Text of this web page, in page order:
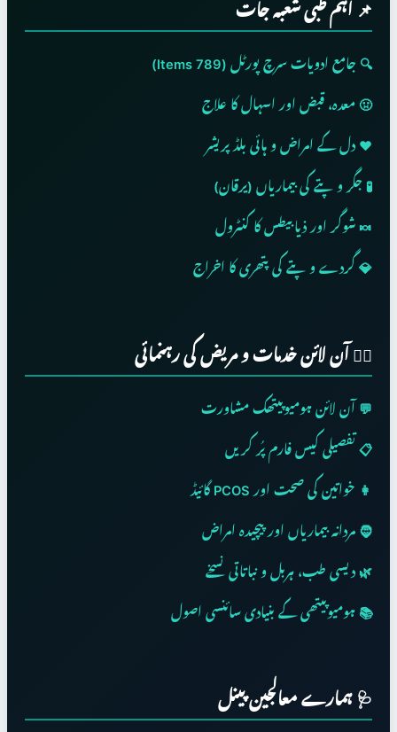
📌 اہم طبی شعبہ جات
🔍 جامع ادویات سرچ پورٹل (789 Items)
🤢 معدہ، قبض اور اسہال کا علاج
❤️ دل کے امراض و ہائی بلڈ پریشر
🧪 جگر و پتے کی بیماریاں (یرقان)
🍬 شوگر اور ذیابیطس کا کنٹرول
💎 گردے و پتے کی پتھری کا اخراج
👨‍⚕️ آن لائن خدمات و مریض کی رہنمائی
💬 آن لائن ہومیوپیتھک مشاورت
📋 تفصیلی کیس فارم پُر کریں
👩 خواتین کی صحت اور PCOS گائیڈ
🧔 مردانہ بیماریاں اور پیچیدہ امراض
🌿 دیسی طب، ہربل و نباتاتی نسخے
📚 ہومیوپیتھی کے بنیادی سائنسی اصول
🩺 ہمارے معالجین پینل